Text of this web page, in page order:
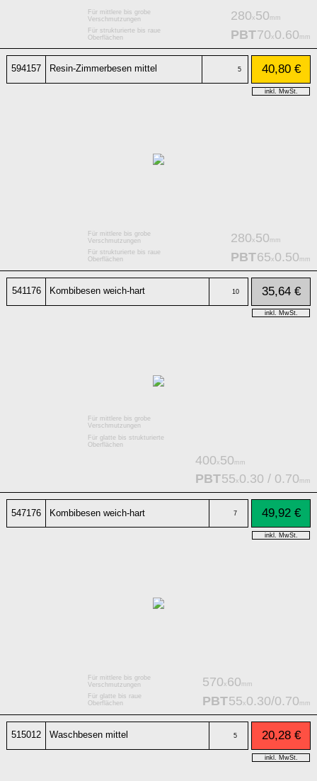
Für mittlere bis grobe
Verschmutzungen
Für strukturierte bis raue
Oberflächen
280x 50 mm
PBT70x 0.60 mm
594157 Resin-Zimmerbesen mittel 5 40,80 €
inkl. MwSt.
Für mittlere bis grobe
Verschmutzungen
Für strukturierte bis raue
Oberflächen
280 x 50 mm
PBT65 x 0.50 mm
541176 Kombibesen weich-hart 10 35,64 €
inkl. MwSt.
Für mittlere bis grobe
Verschmutzungen
Für glatte bis strukturierte
Oberflächen
400 x 50 mm
PBT55x 0.30 / 0.70 mm
547176 Kombibesen weich-hart 7 49,92 €
inkl. MwSt.
Für mittlere bis grobe
Verschmutzungen
Für glatte bis raue
Oberflächen
570x 60 mm
PBT55 x 0.30/0.70 mm
515012 Waschbesen mittel 5 20,28 €
inkl. MwSt.